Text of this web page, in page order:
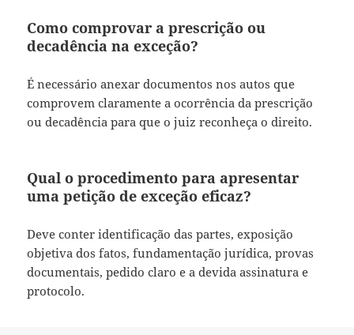
Como comprovar a prescrição ou
decadência na exceção?
É necessário anexar documentos nos autos que
comprovem claramente a ocorrência da prescrição
ou decadência para que o juiz reconheça o direito.
Qual o procedimento para apresentar
uma petição de exceção eficaz?
Deve conter identificação das partes, exposição
objetiva dos fatos, fundamentação jurídica, provas
documentais, pedido claro e a devida assinatura e
protocolo.